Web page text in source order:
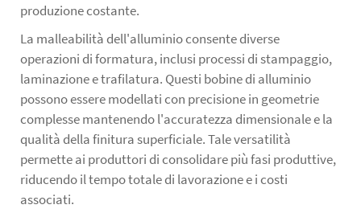
produzione costante.
La malleabilità dell'alluminio consente diverse
operazioni di formatura, inclusi processi di stampaggio,
laminazione e trafilatura. Questi bobine di alluminio
possono essere modellati con precisione in geometrie
complesse mantenendo l'accuratezza dimensionale e la
qualità della finitura superficiale. Tale versatilità
permette ai produttori di consolidare più fasi produttive,
riducendo il tempo totale di lavorazione e i costi
associati.